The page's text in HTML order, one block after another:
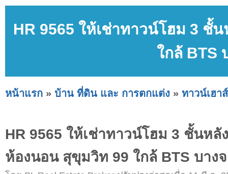
HR 9565 ให้เช่าทาวน์โฮม 3 ชั้
ใกล้ BTS
หน้าแรก » บ้าน ที่ดิน และ การตกแต่ง » ทาวน์เฮาส์
HR 9565 ให้เช่าทาวน์โฮม 3 ชั้นหลั
ห้องนอน สุขุมวิท 99 ใกล้ BTS บาง